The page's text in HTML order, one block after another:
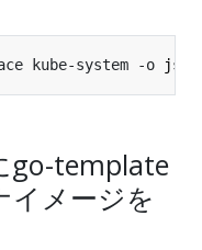
kube-system -o
go-template
イメージを